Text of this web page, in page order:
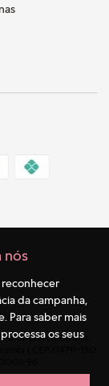
nós
reconhecer
da campanha,
Para saber mais
os seus
Dr Chucri Zaidan,
| CEP 04711-130